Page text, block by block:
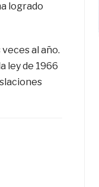
logrado
al año.
ley de 1966